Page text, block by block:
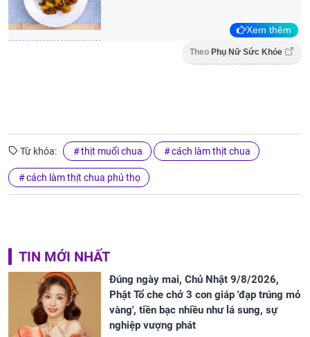
Xem thêm
Theo Phụ Nữ Sức Khỏe
Từ khóa: thịt muối chua cách làm thịt chua
cách làm thịt chua phú thọ
TIN MỚI NHẤT
Đúng ngày mai, Chủ Nhật 9/8/2026,
Phật Tổ che chở 3 con giáp 'đạp trúng mỏ
vàng', tiền bạc nhiều như lá sung, sự
nghiệp vượng phát